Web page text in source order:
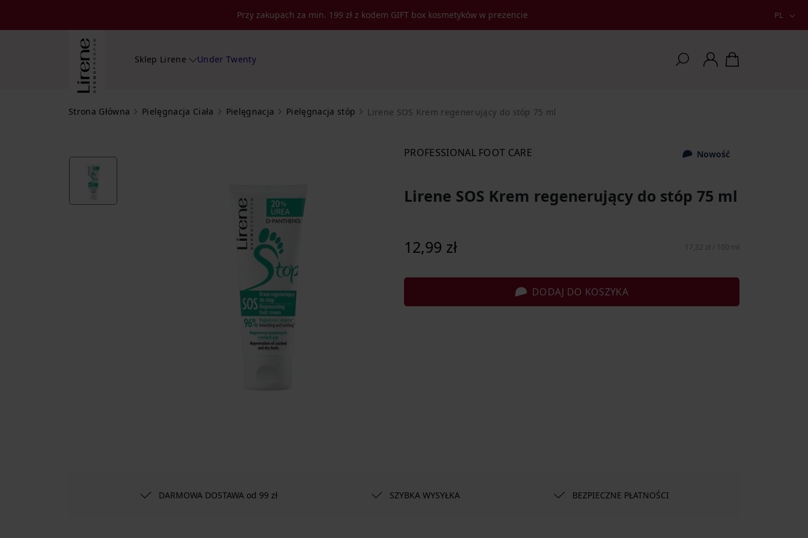
Przy zakupach za min. 199 zł z kodem GIFT box kosmetyków w prezencie PL
Sklep Lirene Under Twenty
Strona Główna Pielęgnacja Ciała Pielęgnacja Pielęgnacja stóp Lirene SOS Krem regenerujący do stóp 75 ml
Nowość
PROFESSIONAL FOOT CARE
Lirene SOS Krem regenerujący do stóp 75 ml
12,99 zł 17,32 zł / 100 ml
DODAJ DO KOSZYKA
DARMOWA DOSTAWA od 99 zł SZYBKA WYSYŁKA BEZPIECZNE PŁATNOŚCI